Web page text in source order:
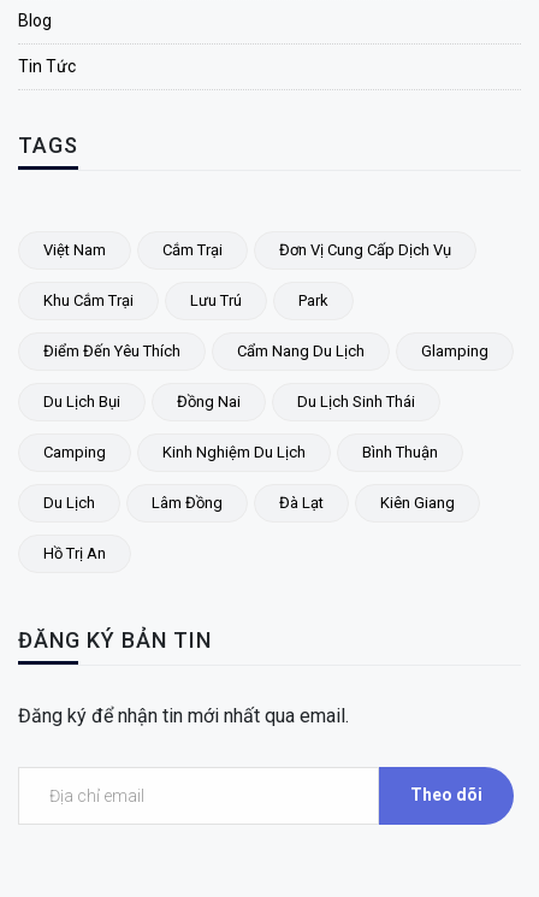
Blog
Tin Tức
TAGS
Việt Nam Cắm Trại Đơn Vị Cung Cấp Dịch Vụ
Khu Cắm Trại Lưu Trú Park
Điểm Đến Yêu Thích Cẩm Nang Du Lịch Glamping
Du Lịch Bụi Đồng Nai Du Lịch Sinh Thái
Camping Kinh Nghiệm Du Lịch Bình Thuận
Du Lịch Lâm Đồng Đà Lạt Kiên Giang
Hồ Trị An
ĐĂNG KÝ BẢN TIN
Đăng ký để nhận tin mới nhất qua email.
Theo dõi